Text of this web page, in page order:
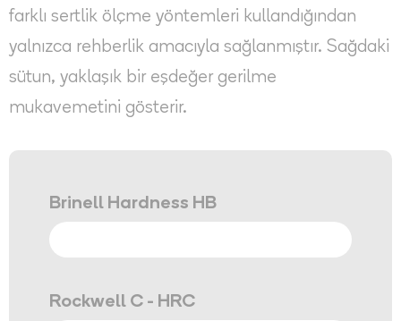
farklı sertlik ölçme yöntemleri kullandığından
yalnızca rehberlik amacıyla sağlanmıştır. Sağdaki
sütun, yaklaşık bir eşdeğer gerilme
mukavemetini gösterir.
Brinell Hardness HB
Rockwell C - HRC